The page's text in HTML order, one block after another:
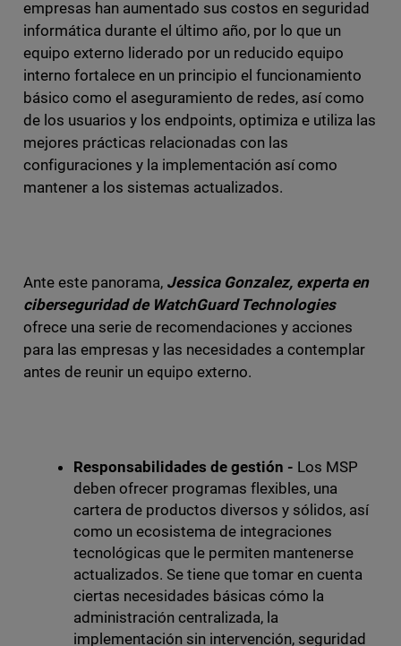
empresas han aumentado sus costos en seguridad
informática durante el último año, por lo que un
equipo externo liderado por un reducido equipo
interno fortalece en un principio el funcionamiento
básico como el aseguramiento de redes, así como
de los usuarios y los endpoints, optimiza e utiliza las
mejores prácticas relacionadas con las
configuraciones y la implementación así como
mantener a los sistemas actualizados.
Ante este panorama, Jessica Gonzalez, experta en
ciberseguridad de WatchGuard Technologies
ofrece una serie de recomendaciones y acciones
para las empresas y las necesidades a contemplar
antes de reunir un equipo externo.
Responsabilidades de gestión - Los MSP
deben ofrecer programas flexibles, una
cartera de productos diversos y sólidos, así
como un ecosistema de integraciones
tecnológicas que le permiten mantenerse
actualizados. Se tiene que tomar en cuenta
ciertas necesidades básicas cómo la
administración centralizada, la
implementación sin intervención, seguridad